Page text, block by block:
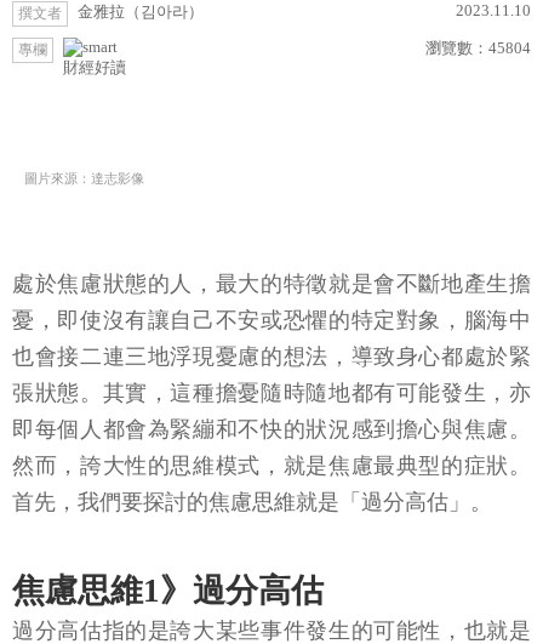
撰文者 金雅拉（김아라） 2023.11.10
專欄
財經好讀
瀏覽數： 45804
圖片來源：達志影像
處於焦慮狀態的人，最大的特徵就是會不斷地產生擔
憂，即使沒有讓自己不安或恐懼的特定對象，腦海中
也會接二連三地浮現憂慮的想法，導致身心都處於緊
張狀態。其實，這種擔憂隨時隨地都有可能發生，亦
即每個人都會為緊繃和不快的狀況感到擔心與焦慮。
然而，誇大性的思維模式，就是焦慮最典型的症狀。
首先，我們要探討的焦慮思維就是「過分高估」。
焦慮思維1》過分高估
過分高估指的是誇大某些事件發生的可能性，也就是